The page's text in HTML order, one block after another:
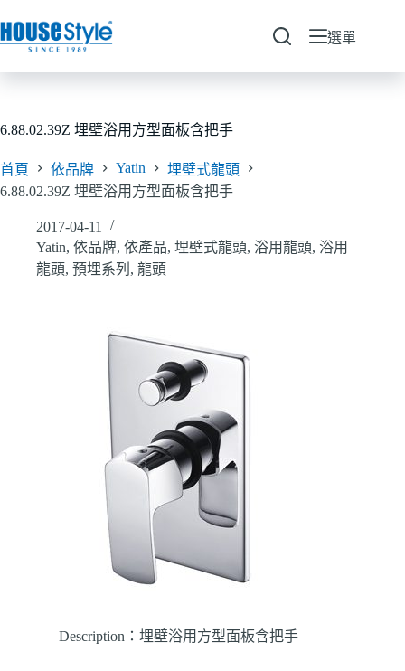
至
要
選單
6.88.02.39Z 埋壁浴用方型面板含把手
首頁 依品牌 Yatin
埋壁式龍頭
6.88.02.39Z 埋壁浴用方型面板含把手
2017-04-11
Yatin, 依品牌, 依產品, 埋壁式龍頭, 浴用龍頭, 浴用
龍頭, 預埋系列 , 龍頭
Description：埋壁浴用方型面板含把手